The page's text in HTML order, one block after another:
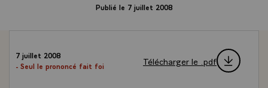
Publié le 7 juillet 2008
7 juillet 2008
- Seul le prononcé fait foi
Télécharger le .pdf